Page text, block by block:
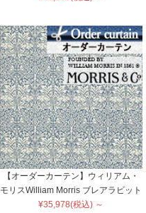
【オーダーカーテン】ウィリアム・
モリスWilliam Morris ブレアラビット
¥35,978(税込) ～